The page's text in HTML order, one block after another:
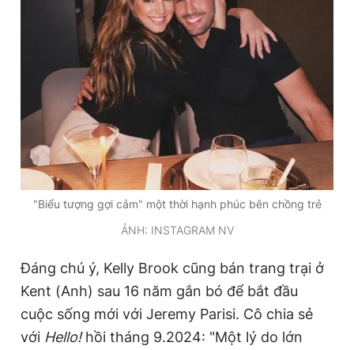
"Biểu tượng gợi cảm" một thời hạnh phúc bên chồng trẻ
ẢNH: INSTAGRAM NV
Đáng chú ý, Kelly Brook cũng bán trang trại ở
Kent (Anh) sau 16 năm gắn bó để bắt đầu
cuộc sống mới với Jeremy Parisi. Cô chia sẻ
với Hello!hồi tháng 9.2024: "Một lý do lớn